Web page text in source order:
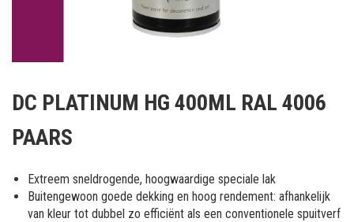
het
van
afbeeldingen-
gallerij
DC PLATINUM HG 400ML RAL 4006
PAARS
Extreem sneldrogende, hoogwaardige speciale lak
Buitengewoon goede dekking en hoog rendement: afhankelijk
van kleur tot dubbel zo efficiënt als een conventionele spuitverf